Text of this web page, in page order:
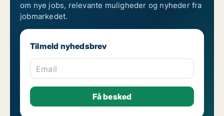
om nye jobs, relevante muligheder og nyheder fra
jobmarkedet.
Tilmeld nyhedsbrev
Email